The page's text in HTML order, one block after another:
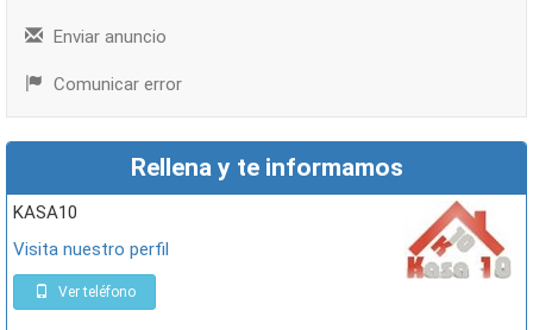
Enviar anuncio
Comunicar error
Rellena y te informamos
KASA10
Visita nuestro perfil
Ver teléfono